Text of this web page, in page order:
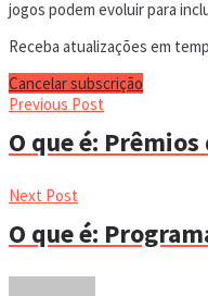
jogos podem evoluir para
Receba atualizações em
Cancelar subscrição
Previous Post
O que é:
Next Post
O que é: